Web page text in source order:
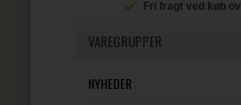
Fri fragt ved køb
VAREGRUPPER
NYHEDER